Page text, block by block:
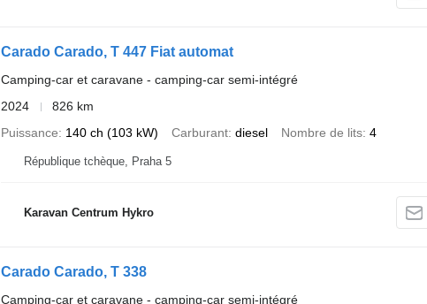
Carado Carado, T 447 Fiat automat
Camping-car et caravane - camping-car semi-intégré
2024
826 km
Puissance
140 ch (103 kW) Carburant diesel Nombre de lits 4
République tchèque, Praha 5
Karavan Centrum Hykro
Carado Carado, T 338
Camping-car et caravane - camping-car semi-intégré